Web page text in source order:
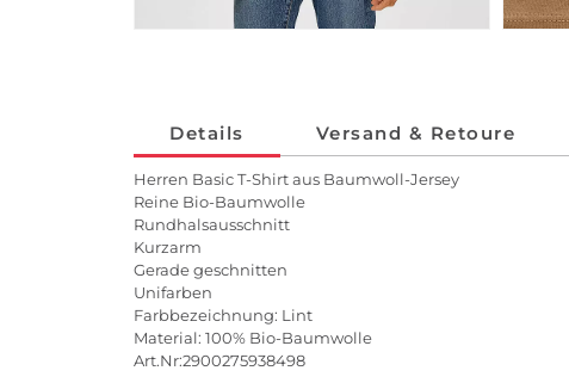
Details Versand & Retoure
Herren Basic T-Shirt aus Baumwoll-Jersey
Reine Bio-Baumwolle
Rundhalsausschnitt
Kurzarm
Gerade geschnitten
Unifarben
Farbbezeichnung: Lint
Material: 100% Bio-Baumwolle
Art.Nr:2900275938498